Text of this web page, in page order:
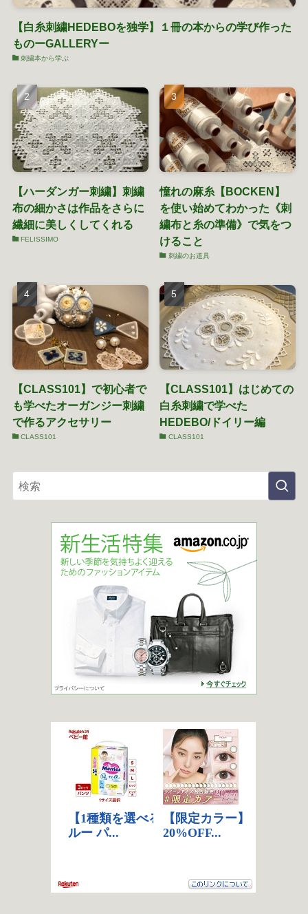
【白糸刺繍HEDEBOを独学】１冊の本からの学び作った
ものーGALLERYー
刺繍本から学ぶ
【ハーダンガー刺繍】刺繍
布の細かさは作品をさらに
繊細に美しくしてくれる
FELISSIMO
憧れの麻糸【BOCKEN】
を使い始めてわかった《刺
繍布と糸の準備》で気をつ
けること
刺繍のお道具
【CLASS101】で初心者で
も学べたオーガンジー刺繍
で作るアクセサリー
CLASS101
【CLASS101】はじめての
白糸刺繍で学べた
HEDEBO/ドイリー編
CLASS101